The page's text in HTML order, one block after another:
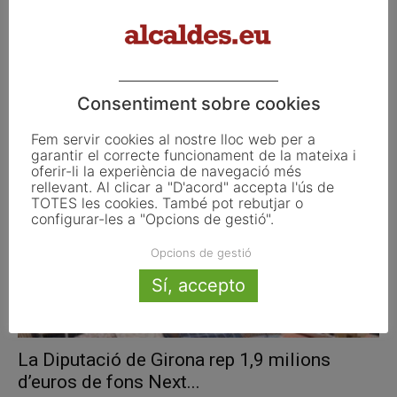
La Diputació de Tarragona dota de nous
equipaments informàtics i tecnològics...
La Diputació de Girona rep 1,9 milions
d’euros de fons Next...
Consentiment sobre cookies
Fem servir cookies al nostre lloc web per a
garantir el correcte funcionament de la mateixa i
oferir-li la experiència de navegació més
rellevant. Al clicar a "D'acord" accepta l'ús de
TOTES les cookies. També pot rebutjar o
configurar-les a "Opcions de gestió".
Opcions de gestió
Sí, accepto